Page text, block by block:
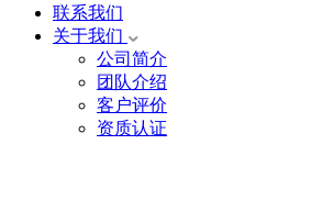
联系我们
关于我们
公司简介
团队介绍
客户评价
资质认证